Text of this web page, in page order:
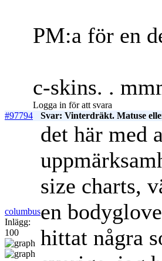
PM:a för en
c-skins. .
Logga in för att svara
#97794
Svar: Vinterdräkt. Matuse
columbus
Inlägg:
100
det här med
size charts,
en
hittat några